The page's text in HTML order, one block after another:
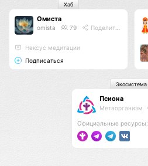
Омиста
omista 79 Поделиться
Нексус медитации
Подписаться
Хаб
Псиона
Метаорганизм
Официальные ресурсы:
Экосистема